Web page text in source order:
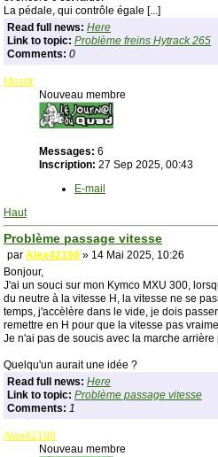
La pédale, qui contrôle égale [...]
Read full news: Here
Link to topic: Problème freins Hytrack 265
Comments: 0
Mosrtr
Nouveau membre
Messages: 6
Inscription: 27 Sep 2025, 00:43
E-mail
Haut
Problème passage vitesse
par Alex42190 » 14 Mai 2025, 10:26
Bonjour,
J'ai un souci sur mon Kymco MXU 300,
du neutre à la vitesse H, la vitesse ne se
temps, j'accèlère dans le vide, je dois
remettre en H pour que la vitesse pas
Je n'ai pas de soucis avec la marche arrière
Quelqu'un aurait une idée ?
Read full news: Here
Link to topic: Problème passage vitesse
Comments: 1
Alex42190
Nouveau membre